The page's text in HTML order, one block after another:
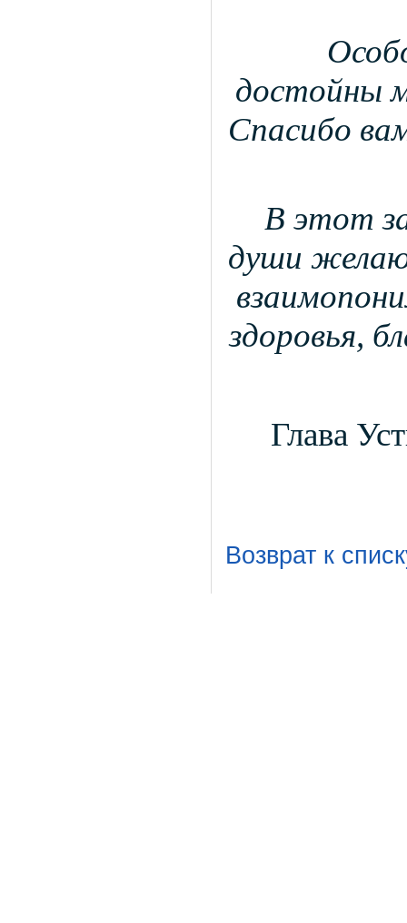
достойны
Спасибо
В этот
души желаю
здоровья,
Глава
Возврат к